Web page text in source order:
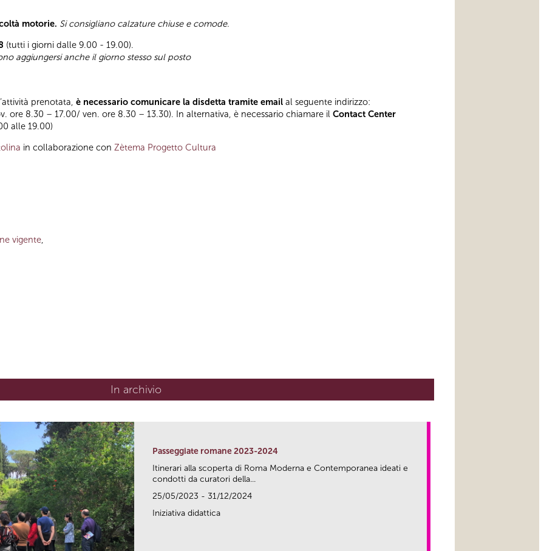
motorie. Si consigliano calzature chiuse e comode.
(tutti i giorni dalle 9.00 - 19.00).
aggiungersi anche il giorno stesso sul posto
prenotata, è necessario comunicare la disdetta tramite email al seguente indirizzo:
ore 8.30 – 17.00/ ven. ore 8.30 – 13.30). In alternativa, è necessario chiamare il Contact Center
alle 19.00)
in collaborazione con Zètema Progetto Cultura
vigente,
In archivio
Passeggiate romane 2023-2024
Itinerari alla scoperta di Roma Moderna e Contemporanea ideati e
condotti da curatori della...
25/05/2023 - 31/12/2024
Iniziativa didattica